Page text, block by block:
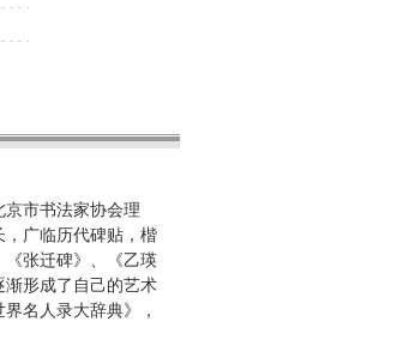
市书法家协会理
广临历代碑贴，楷
张迁碑》、《乙瑛
形成了自己的艺术
名人录大辞典》，